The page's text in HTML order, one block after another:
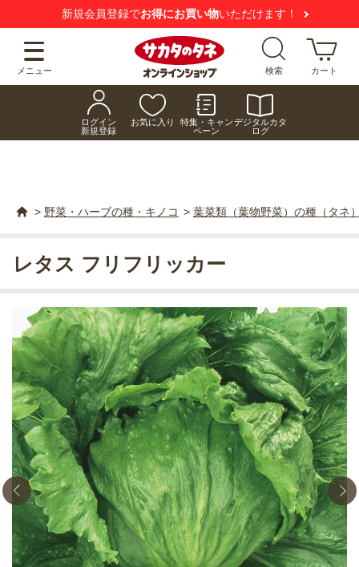
新規会員登録でお得にお買い物いただけます！
メニュー 検索 カート
ログイン
新規登録
お気に入り
特集・キャン
ペーン
デジタルカタ
ログ
> 野菜・ハーブの種・キノコ > 葉菜類（葉物野菜）の種（タネ
レタス フリフリッカー